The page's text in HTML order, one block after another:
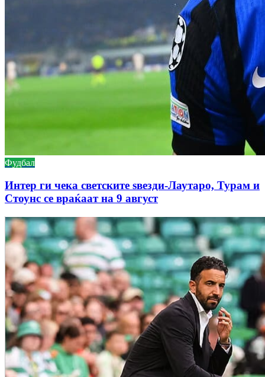
Фудбал
Интер ги чека светските ѕвезди-Лаутаро, Турам и
Стоунс се враќаат на 9 август